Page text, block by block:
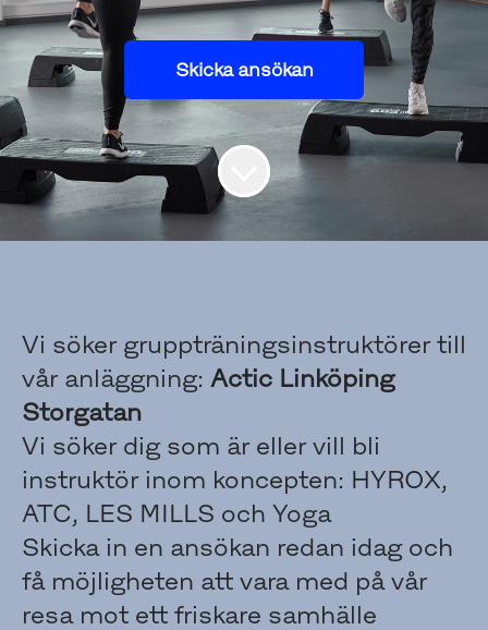
Skicka ansökan
Vi söker gruppträningsinstruktörer till
vår anläggning: Actic Linköping
Storgatan
Vi söker dig som är eller vill bli
instruktör inom koncepten: HYROX,
ATC, LES MILLS och Yoga
Skicka in en ansökan redan idag och
få möjligheten att vara med på vår
resa mot ett friskare samhälle